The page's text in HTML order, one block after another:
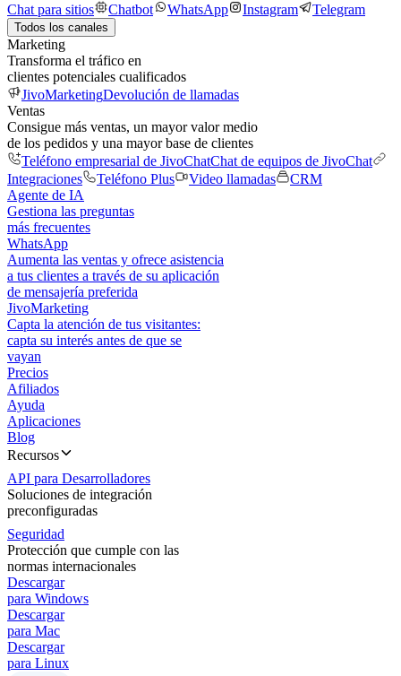
Chat para sitios
Chatbot WhatsApp Instagram Telegram
Todos los canales
Marketing
Transforma el tráfico en
clientes potenciales cualificados
JivoMarketingDevolución de llamadas
Ventas
Consigue más ventas, un mayor valor medio
de los pedidos y una mayor base de clientes
Teléfono empresarial de JivoChatChat de equipos de JivoChat
Integraciones
Teléfono Plus Video llamadas
CRM
Agente de IA
Gestiona las preguntas
más frecuentes
WhatsApp
Aumenta las ventas y ofrece asistencia
a tus clientes a través de su aplicación
de mensajería preferida
JivoMarketing
Capta la atención de tus visitantes:
capta su interés antes de que se
vayan
Precios
Afiliados
Ayuda
Aplicaciones
Blog
Recursos
API para Desarrolladores
Soluciones de integración
preconfiguradas
Seguridad
Protección que cumple con las
normas internacionales
Descargar
para Windows
Descargar
para Mac
Descargar
para Linux